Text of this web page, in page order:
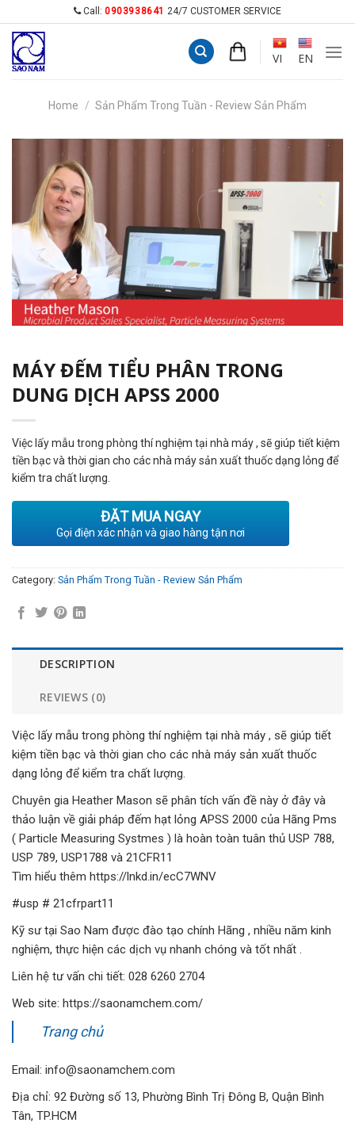
content
Call: 0903938641 24/7 CUSTOMER SERVICE
VI EN
Home / Sản Phẩm Trong Tuần - Review Sản Phẩm
MÁY ĐẾM TIỂU PHÂN TRONG
DUNG DỊCH APSS 2000
Việc lấy mẫu trong phòng thí nghiệm tại nhà máy , sẽ giúp tiết kiệm
tiền bạc và thời gian cho các nhà máy sản xuất thuốc dạng lỏng để
kiểm tra chất lượng.
ĐẶT MUA NGAY
Gọi điện xác nhận và giao hàng tận nơi
Category: Sản Phẩm Trong Tuần - Review Sản Phẩm
DESCRIPTION
REVIEWS (0)
Việc lấy mẫu trong phòng thí nghiệm tại nhà máy , sẽ giúp tiết
kiệm tiền bạc và thời gian cho các nhà máy sản xuất thuốc
dạng lỏng để kiểm tra chất lượng.
Chuyên gia Heather Mason sẽ phân tích vấn đề này ở đây và
thảo luận về giải pháp đếm hạt lỏng APSS 2000 của Hãng Pms
( Particle Measuring Systmes ) là hoàn toàn tuân thủ USP 788,
USP 789, USP1788 và 21CFR11
Tìm hiểu thêm https://lnkd.in/ecC7WNV
#usp # 21cfrpart11
Kỹ sư tại Sao Nam được đào tạo chính Hãng , nhiều năm kinh
nghiệm, thực hiện các dịch vụ nhanh chóng và tốt nhất .
Liên hệ tư vấn chi tiết: 028 6260 2704
Web site: https://saonamchem.com/
Trang chủ
Email: info@saonamchem.com
Địa chỉ: 92 Đường số 13, Phường Bình Trị Đông B, Quận Bình
Tân, TP.HCM